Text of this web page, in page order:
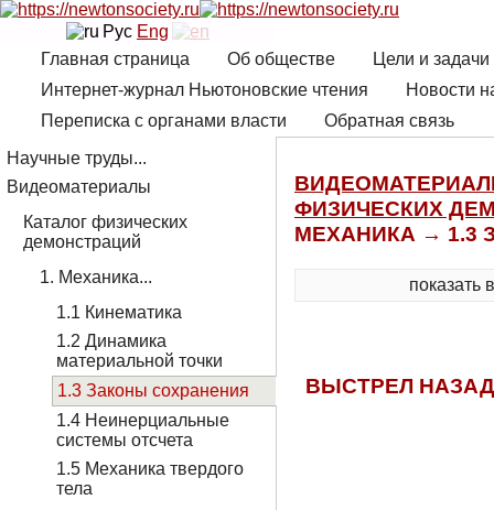
Рус Eng
Главная страница
Об обществе
Цели и
Интернет-журнал Ньютоновские чтения
Новости
Переписка с органами власти
Обратная связь
ФИЗИЧЕСКИХ
МЕХАНИКА → 1.3
показать
ВЫСТРЕЛ
Научные труды...
Видеоматериалы
Каталог физических
демонстраций
1. Механика...
1.1 Кинематика
1.2 Динамика
материальной точки
1.3 Законы сохранения
1.4 Неинерциальные
системы отсчета
1.5 Механика твердого
тела